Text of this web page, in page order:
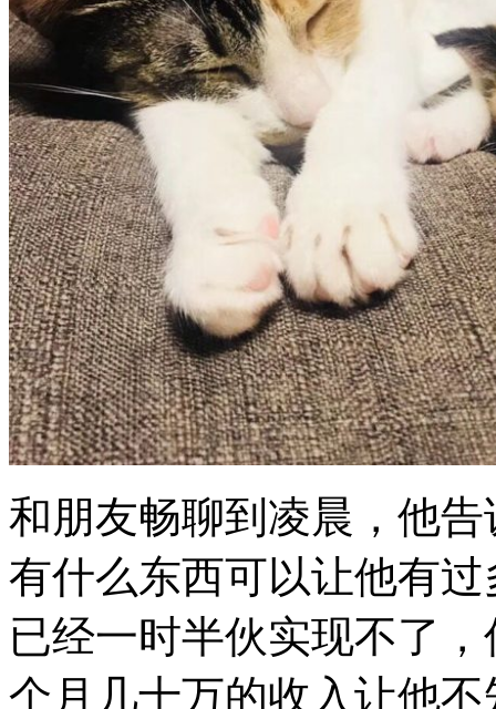
和朋友畅聊到凌晨，他
有什么东西可以让他有
已经一时半伙实现不了
个月几十万的收入让他